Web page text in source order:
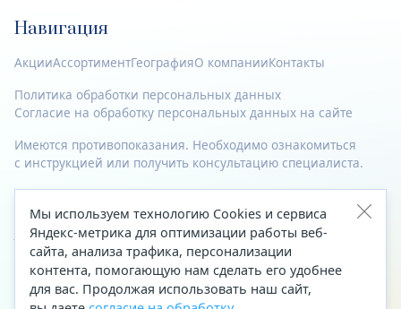
Навигация
АкцииАссортиментГеографияО компанииКонтакты
Политика обработки персональных данных
Согласие на обработку персональных данных на сайте
Имеются противопоказания. Необходимо ознакомиться
с инструкцией или получить консультацию специалиста.
© 2023—2026 Все права защищены.
Адрес
Архангельск, ул. Папанина, д. 19 (вход в здание со стороны
автоцентра «Тойота»)
Мы используем технологию Cookies и сервиса
Яндекс-метрика для оптимизации работы веб-
сайта, анализа трафика, персонализации
контента, помогающую нам сделать его удобнее
для вас. Продолжая использовать наш сайт,